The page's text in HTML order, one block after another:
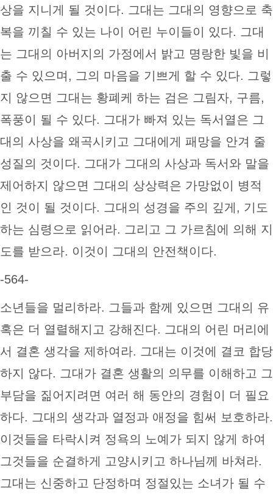
상을 지니게 될 것이다. 그대는 그대의 영향으로 축
복을 끼칠 수 있는 나이 어린 누이들이 있다. 그대
는 그대의 아버지의 가정에서 밝고 명랑한 빛을 비
출 수 있으며, 그의 마음을 기쁘게 할 수 있다. 그렇
지 않으면 그대는 황폐케 하는 검은 그림자, 구름,
폭풍이 될 수 있다. 그대가 빠져 있는 독서열은 그
대의 사상을 왜곡시키고 그대에게 패망을 안겨 줄
성질의 것이다. 그대가 그대의 사상과 독서와 말을
제어하지 않으면 그대의 상상력은 가망없이 병적
인 것이 될 것이다. 그대의 성경을 주의 깊게, 기도
하는 심령으로 읽어라. 그리고 그 가르침에 의해 지
도를 받으라. 이것이 그대의 안전책이다.
-564-
소년들을 멀리하라. 그들과 함께 있으면 그대의 유
혹은 더 열렬해지고 강해진다. 그대의 어린 머리에
서 결혼 생각을 제하여라. 그대는 이것에 결코 합당
하지 않다. 그대가 결혼 생활의 의무를 이해하고 그
부담을 짊어지려면 여러 해 동안의 경험이 더 필요
하다. 그대의 생각과 열정과 애정을 힘써 보호하라.
이것들을 타락시켜 정욕의 노예가 되지 않게 하여
그것들을 순결하게 고양시키고 하나님께 바쳐라.
그대는 신중하고 단정하며 정절있는 소녀가 될 수